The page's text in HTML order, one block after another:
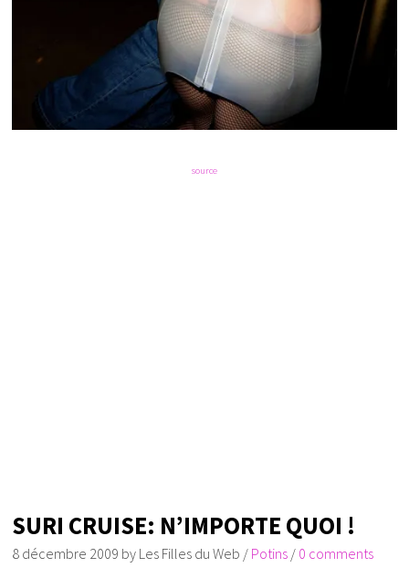
source
SURI CRUISE: N’IMPORTE QUOI !
8 décembre 2009 by Les Filles du Web / Potins / 0 comments